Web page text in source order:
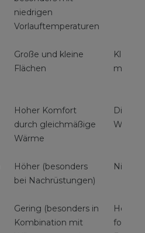
niedrigen
Vorlauftemperaturen
Große und kleine
Flächen
Kleine
Hoher Komfort
durch gleichmäßige
Wärme
Direkt
Wärme
Höher (besonders
bei Nachrüstungen)
Gering (besonders in
Kombination mit
Höher
fossilen